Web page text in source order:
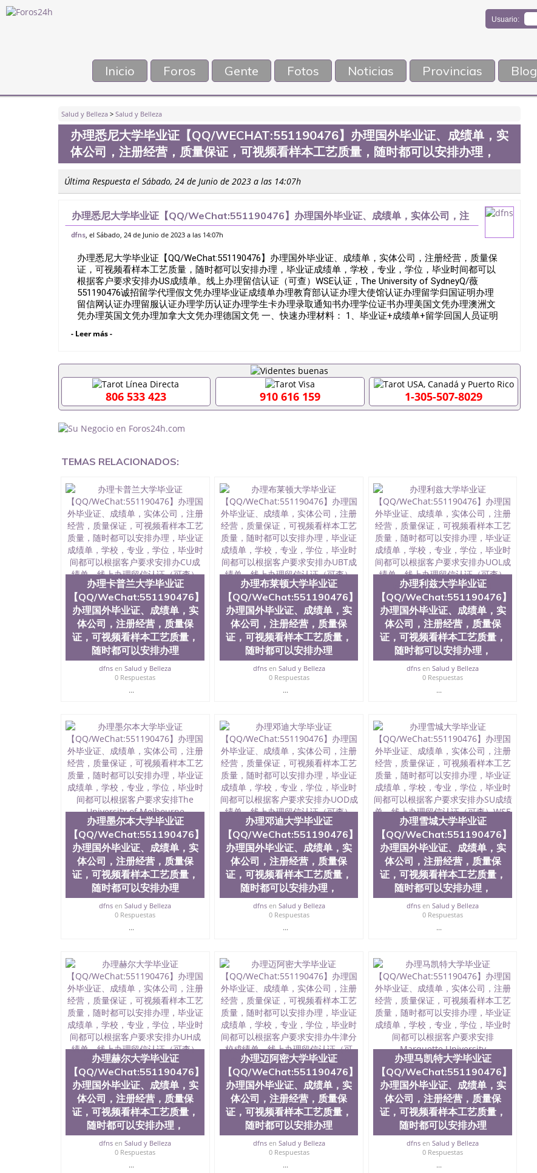
Usuario:
Inicio Foros Gente Fotos Noticias Provincias Blog
Salud y Belleza > Salud y Belleza
办理悉尼大学毕业证【QQ/WECHAT:551190476】办理国外毕业证、成绩单，实
体公司，注册经营，质量保证，可视频看样本工艺质量，随时都可以安排办理，
Última Respuesta el Sábado, 24 de Junio de 2023 a las 14:07h
办理悉尼大学毕业证【QQ/WeChat:551190476】办理国外毕业证、成绩单，实体公司，注
册经营，质量保证，可视频看样本工艺质量，随时都可以安排办理，
dfns, el Sábado, 24 de Junio de 2023 a las 14:07h
办理悉尼大学毕业证【QQ/WeChat:551190476】办理国外毕业证、成绩单，实体公司，注册经营，质量保
证，可视频看样本工艺质量，随时都可以安排办理，毕业证成绩单，学校，专业，学位，毕业时间都可以
根据客户要求安排办US成绩单。线上办理留信认证（可查）WSE认证，The University of SydneyQ/薇
551190476诚招留学代理假文凭办理毕业证成绩单办理教育部认证办理大使馆认证办理留学归国证明办理
留信网认证办理留服认证办理学历认证办理学生卡办理录取通知书办理学位证书办理美国文凭办理澳洲文
凭办理英国文凭办理加拿大文凭办理德国文凭 一、快速办理材料： 1、毕业证+成绩单+留学回国人员证明
雅思、托福，OFFER，在读证明，学生卡等留学相关材料（申请学校、转学，甚至是申请工签都可以用
户要求安排。 国内找工作假的毕业证可以用吗551190476假的毕业证成绩单可以办学历认证吗551190476
要定居国外需要办理什么材料551190476入职事业单位/国企假的毕业证会查吗551190476入职国企/事业单
位需要些什么材料551190476办理假毕业证在国内能用吗, 挂科拿不到毕业证怎么办, 毕业证丢了怎么办, 没
有正常毕业怎么办理毕业证,没毕业可以办学历认证吗,您是否因为中途辍学、挂科而没有正常毕业
551190476您是否因为递交材料不齐而被拒之门外551190476您是否因没正常毕业而导致回国得不到教育部
生文凭551190476如何办理本科/硕士毕业证551190476网上买文凭可靠吗551190476哪里可以买国外文凭
毕业证551190476哪里可以办理加拿大毕业证551190476申请学校办理假的毕业证成绩单可以吗551190476
551190476假文凭网上能查到吗551190476 如何拿到国外毕业证QQ微信551190476办假大学毕业证QQ微信
551190476国外毕业证去哪认证QQ微信551190476找毕业证封皮QQ微信551190476国外毕业证外壳定制QQ
微信551190476快速代办国外毕业证QQ微信551190476快速拿到国外文凭QQ微信551190476国外留学文凭
认证QQ微信551190476国外文凭回国认证QQ微信551190476泰国文凭办理QQ微信551190476法国留学回国
证明QQ微信551190476 国外烫金照片QQ微信551190476外国文凭在中国有用吗QQ微信551190476德国留学
回国证明QQ微信551190476爱尔兰留学回国证明QQ微信551190476国外硕士文凭办理QQ微信551190476 网
上买文凭可靠吗QQ微信551190476买国外文凭质量QQ微信551190476国外本科毕业证怎么办理QQ微信
551190476国外大学文凭真制作QQ微信551190476办国外文凭可找工作QQ微信551190476国外大学有毕业
证QQ微信551190476办理国外毕业证价格QQ微信551190476国外编号查询QQ微信551190476办理国外文凭
要交定金吗QQ微信551190476办国外可查文凭QQ微信551190476网上购买真文凭可信吗QQ微信551190476
学士学位证书查询机构QQ微信551190476 国外资格证书办理QQ微信551190476如何办理学历认证QQ微信
551190476海外文凭认证办理QQ微信551190476 圣何塞州立大学（San Jose State University, 又译为“圣荷
西州立大学”）成立于1857年，简称SJSU，是加州历史悠久的大学之一，也是美西地区的公立大学之一。
位于圣何塞市San Jose中心，占地154公顷。它是一所位于加利福尼亚州的著名综合性公立大学，它以极
高的就业率，全美名列前茅的毕业薪资，浓厚的多元化学术氛围，杰出的本科教育质量，被《福克斯》杂
志评选为全美50强公立综合性大学，每年有来自世界各地的成百上千的海外学生前往求学。 至今，这是一
所在世界上享有学术地位、声誉、实习机会和影响力的高等教育机构，并获誉为美国本科教育质量的核心
代表。其计算机系与会计系更是在当今美国大学教学排名中表现优异。其毕业生大多可以在其所处地域的
世界硅谷中心得到工作机会。许多硅谷公司甚至在学生大三和大四的学期提供许多相应科系的实习机会。
位置。 圣何塞州立大学座落于硅谷(Silicon Valley), 于附近的旧金山-圣何塞地区为全美的重要科技中心。约
有学生三万人，超过134种学士学科和65个硕士学科，并有来自世界60余国的学生来此就读。其有名的科
系如计算机科学，电子工程学，工商管理学，艺术设计，和航空学等，深受性肯定及好评；而各种大学部
和研究所的商学课程也吸引了众多不同国家的专业人士前来研究与学习。 二、办理流程： 1、收集客户办
理信息； 2、客户付定金下单； 3、公司确认到账转制作点做电子图； 4、电子图做好发给客户确认； 5、
电子图确认好转成品部做成品； 6、成品做好拍照或者视频确认再付余款； 7、快递给客户（国内顺丰，国
外DHL）。 三、真实网上可查的证明材料 1、教育部学历学位认证，留服真实存档可查，存档。 2、留学回
国人员证明（使馆认证），使馆网站真实存档可查。 3、留信网真实可查认证办理，存档可查，终身受
用。 四、办理流程农业科学院、艺术与建筑学院、商学院、交流学院、地球及物质科学院、教育学院、工
程学院、健康与人类发展学院、信息工程与科学学院、人文学院、护理学院、科学学院等。学校的教育学
院排名在全美前十名，工学院排名在前十五名，且继续攀升中。纽约大学为学生们提供本科、硕士及博士
学位。学校的专业课程包括：会计学、MBA、财务、教育、建筑工程、经济、医学、护理、文学、音乐、
生物学、统计学、美术、电子工程、天文学、农业、环境污染控制、历史、电气工程、生物工程、建筑设
计、工商管理、材料科学、机械工程、航天工程、土木工程、数学、化学、英语、社会科学、心理学、戏
剧、市场营销、机械工程、计算机科学、物理学、人工智能、商科、金融专业 1、客户提供相关材料，确
定客户办理信息，给出操作方案； 2、补充毕业证成绩单等相关材料； 3、留服注册申请账号，付定金；
4、预约递交时间，公司人员陪同客户本人一起去留服递交材料； 5、等待结果，完成结果书留服直接邮寄
给客户 6、客户确认收到结果，付余款。 我们对海外大学及学院的毕业证成绩单所使用的材料，尺寸大
小，防伪结构（包括：水印，阴影底纹，钢印LOGO烫金烫银，LOGO烫金烫银复合重叠。 文字图案浮雕，
卡，结业证，录取通知书，在读证明等相关材料）的版本更新信息， 能够在时间掌握的海外学历文凭的样
版，尺寸大小，纸张材质，防伪技术等等，并在时间收集到原版实物，以求达到客户的需求。 我们的优
势： 我们在保证合理定价的同时，坚持较高性价比，通过品质和效率不断优化，为您倾情诠释什么是高性
价比。 咨询顾问：Sam q/微信:551190476 Q/微信:551190476办理毕业证成绩单、教育部认证,录取通知
书，雅思，留学回国证明.
公司专业制作、办理、仿制、成绩单文凭、改成绩、教育部学历学位认证、毕业证、成绩单、文凭、学历
文凭、假文凭假毕业证假学历书制作、假制作、办理、仿制学位证书、毕业证文凭、文凭毕业证、毕业证
认证、留服认证、使馆认证、使馆证明、使馆留学回国人员证明、留学生认证、学历认证、文凭认证学位
认证、留学生学历认证、留学生学位认证、英国文凭学历、美国文凭学历、澳洲文凭学历、加拿大文凭学
历、新西兰学历认证等q:551190476 微信：551190476 圣何塞州立大学毕业证（San Jose State
University）圣何塞州立大学毕业证（San Jose State University）圣何塞州立大学毕业证（San Jose State
University）圣何塞州立大学成绩单（San Jose State University）圣何塞州立大学成绩单（ San Jose State
University）圣何塞州立大学成绩单（San Jose State University）成绩单圣何塞州立大学文凭（San Jose
State University）圣何塞州立大学（San Jose State University）圣何塞州立大学（San Jose State
University）圣何塞州立大学（ San Jose State University）圣何塞州立大学（San Jose State University）
圣何塞州立大学文凭（San Jose State University）圣何塞州立大学文凭（San Jose State University）文凭
圣何塞州立大学文凭（San Jose State University）圣何塞州立大学学历（ San Jose State University）圣何
塞州立大学学历（San Jose State University）圣何塞州立大学学历（San Jose State University）圣 塞州立
- Leer más -
806 533 423 910 616 159 1-305-507-8029
TEMAS RELACIONADOS:
办理卡普兰大学毕业证
【QQ/WeChat:551190476】
办理国外毕业证、成绩单，实
体公司，注册经营，质量保
证，可视频看样本工艺质量，
随时都可以安排办理
dfns enSalud y Belleza
0 Respuestas
...
办理布莱顿大学毕业证
【QQ/WeChat:551190476】
办理国外毕业证、成绩单，实
体公司，注册经营，质量保
证，可视频看样本工艺质量，
随时都可以安排办理
dfnsen Salud y Belleza
0 Respuestas
...
办理利兹大学毕业证
【QQ/WeChat:551190476】
办理国外毕业证、成绩单，实
体公司，注册经营，质量保
证，可视频看样本工艺质量，
随时都可以安排办理，
dfns enSalud y Belleza
0 Respuestas
...
办理墨尔本大学毕业证
【QQ/WeChat:551190476】
办理国外毕业证、成绩单，实
体公司，注册经营，质量保
证，可视频看样本工艺质量，
随时都可以安排办理
dfns enSalud y Belleza
0 Respuestas
...
办理邓迪大学毕业证
【QQ/WeChat:551190476】
办理国外毕业证、成绩单，实
体公司，注册经营，质量保
证，可视频看样本工艺质量，
随时都可以安排办理，
dfnsen Salud y Belleza
0 Respuestas
...
办理雪城大学毕业证
【QQ/WeChat:551190476】
办理国外毕业证、成绩单，实
体公司，注册经营，质量保
证，可视频看样本工艺质量，
随时都可以安排办理，
dfns enSalud y Belleza
0 Respuestas
...
办理赫尔大学毕业证
【QQ/WeChat:551190476】
办理国外毕业证、成绩单，实
体公司，注册经营，质量保
证，可视频看样本工艺质量，
随时都可以安排办理，
dfns enSalud y Belleza
0 Respuestas
...
办理迈阿密大学毕业证
【QQ/WeChat:551190476】
办理国外毕业证、成绩单，实
体公司，注册经营，质量保
证，可视频看样本工艺质量，
随时都可以安排办理
dfnsen Salud y Belleza
0 Respuestas
...
办理马凯特大学毕业证
【QQ/WeChat:551190476】
办理国外毕业证、成绩单，实
体公司，注册经营，质量保
证，可视频看样本工艺质量，
随时都可以安排办理
dfns enSalud y Belleza
0 Respuestas
...